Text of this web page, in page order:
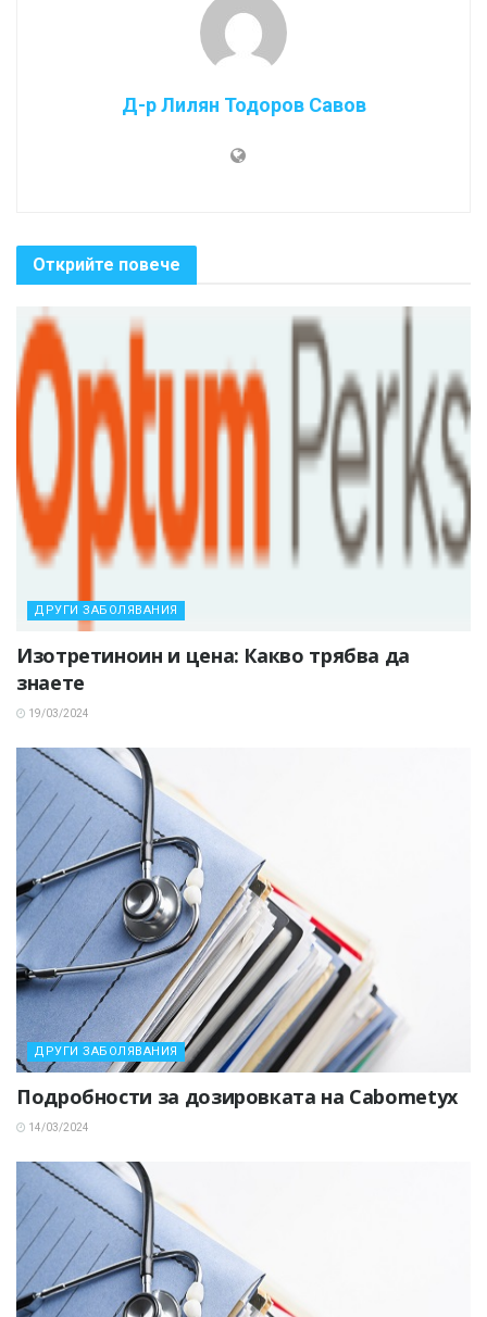
Д-р Лилян Тодоров Савов
Открийте повече
ДРУГИ ЗАБОЛЯВАНИЯ
Изотретиноин и цена: Какво трябва да
знаете
19/03/2024
ДРУГИ ЗАБОЛЯВАНИЯ
Подробности за дозировката на Cabometyx
14/03/2024